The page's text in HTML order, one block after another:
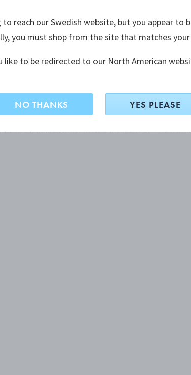
reach our Swedish website, but you appear to
you must shop from the site that matches
like to be redirected to our North American
NO THANKS YES PLEASE